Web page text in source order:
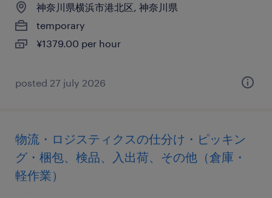
神奈川県横浜市港北区, 神奈川県
temporary
¥1379.00 per hour
posted 27 july 2026
物流・ロジスティクスの仕分け・ピッキン
グ・梱包、検品、入出荷、その他（倉庫・
軽作業）